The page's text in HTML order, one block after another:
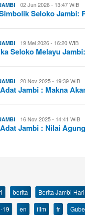
02 Jun 2026 - 13:47 WIB
Seloko Jambi:
19 Mei 2026 - 16:20 WIB
Seloko Melayu
20 Nov 2025 - 19:39 WIB
Jambi : Makna
16 Nov 2025 - 14:41 WIB
Jambi : Nilai
berita Berita Jambi
19 en film fr